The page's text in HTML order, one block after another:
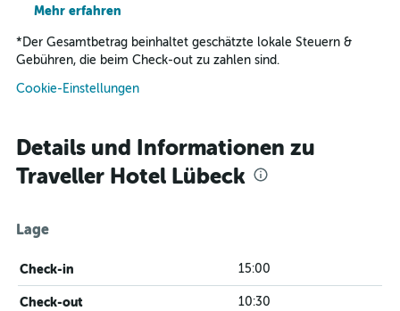
Mehr erfahren
* Der Gesamtbetrag beinhaltet geschätzte lokale Steuern &
Gebühren, die beim Check-out zu zahlen sind.
Cookie-Einstellungen
Details und Informationen zu
Traveller Hotel Lübeck
Lage
Check-in 15:00
Check-out 10:30